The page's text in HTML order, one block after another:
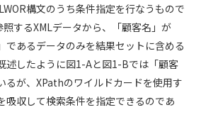
構文のうち条件指定を行なうもので
するXMLデータから、「顧客名」が
であるデータのみを結果セットに含める
述したように図1-Aと図1-Bでは「顧客
るが、XPathのワイルドカードを使用す
吸収して検索条件を指定できるのであ